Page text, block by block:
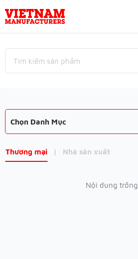
Chọn Danh Mục
Thương mại | Nhà sản xuất
Nội dung trống